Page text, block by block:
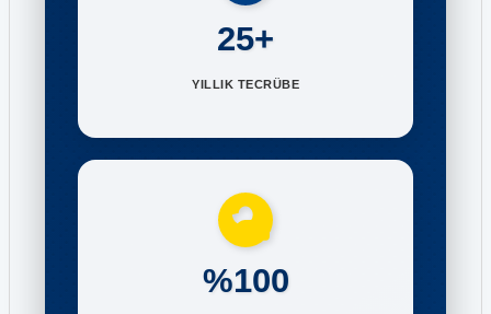
25+
YILLIK TECRÜBE
%100